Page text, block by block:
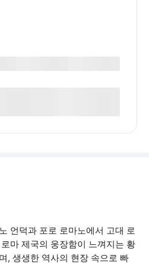
언덕과 포로 로마노에서 고대 로
마 제국의 웅장함이 느껴지는 황
, 생생한 역사의 현장 속으로 빠